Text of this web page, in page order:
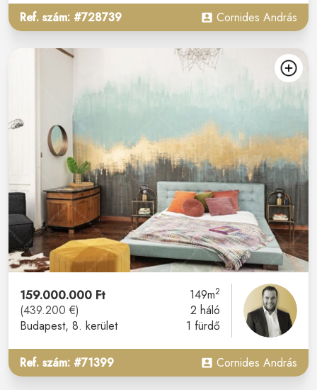
Ref. szám: #728739 Cornides András
159.000.000 Ft
(439.200 €)
Budapest, 8. kerület
149m2
2 háló
1 fürdő
Ref. szám: #71399 Cornides András